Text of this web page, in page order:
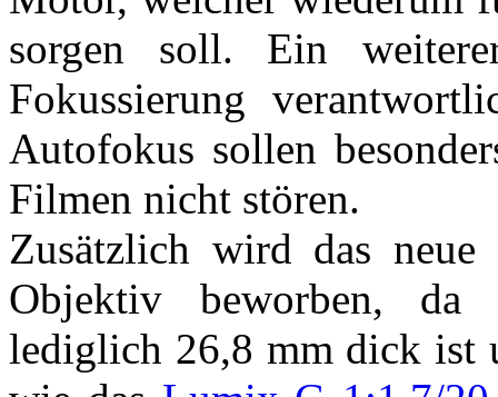
sorgen soll. Ein
Fokussierung
Autofokus sollen
Filmen nicht stören.
Zusätzlich wird das neue
Objektiv beworben, da
lediglich 26,8 mm dick ist